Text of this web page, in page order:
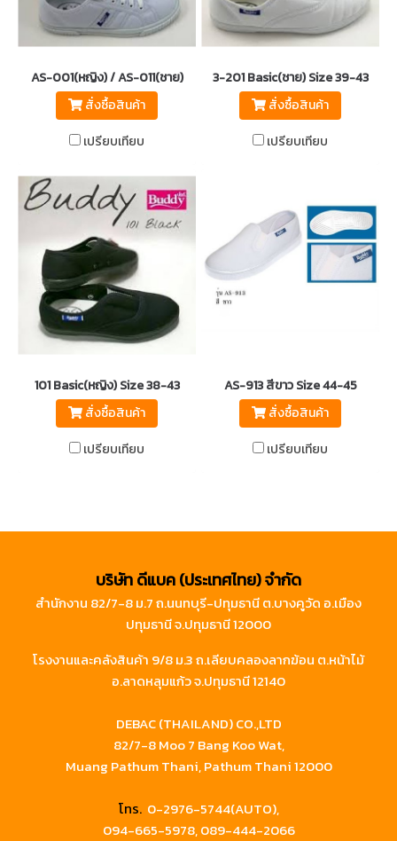
AS-001(หญิง) / AS-011(ชาย)
สั่งซื้อสินค้า
เปรียบเทียบ
3-201 Basic(ชาย) Size 39-43
สั่งซื้อสินค้า
เปรียบเทียบ
101 Basic(หญิง) Size 38-43
สั่งซื้อสินค้า
เปรียบเทียบ
AS-913 สีขาว Size 44-45
สั่งซื้อสินค้า
เปรียบเทียบ
บริษัท ดีแบค (ประเทศไทย) จำกัด
สำนักงาน 82/7-8 ม.7 ถ.นนทบุรี-ปทุมธานี ต.บางคูวัด อ.เมือง
ปทุมธานี จ.ปทุมธานี 12000
โรงงานและคลังสินค้า 9/8 ม.3 ถ.เลียบคลองลากฆ้อน ต.หน้าไม้
อ.ลาดหลุมแก้ว จ.ปทุมธานี 12140
DEBAC (THAILAND) CO.,LTD
82/7-8 Moo 7 Bang Koo Wat,
Muang Pathum Thani, Pathum Thani 12000
โทร. 0-2976-5744(AUTO),
094-665-5978,089-444-2066